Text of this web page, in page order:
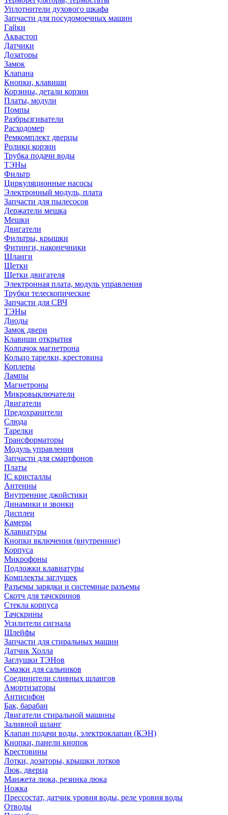
Уплотнители духового шкафа
Запчасти для посудомоечных машин
Гайки
Аквастоп
Датчики
Дозаторы
Замок
Клапана
Кнопки, клавиши
Корзины, детали корзин
Платы, модули
Помпы
Разбрызгиватели
Расходомер
Ремкомплект дверцы
Ролики корзин
Трубка подачи воды
ТЭНы
Фильтр
Циркуляционные насосы
Электронный модуль, плата
Запчасти для пылесосов
Держатели мешка
Мешки
Двигатели
Фильтры, крышки
Фитинги, наконечники
Шланги
Щетки
Щетки двигателя
Электронная плата, модуль управления
Трубки телескопические
Запчасти для СВЧ
ТЭНы
Диоды
Замок двери
Клавиши открытия
Колпачок магнетрона
Кольцо тарелки, крестовина
Коплеры
Лампы
Магнетроны
Микровыключатели
Двигатели
Предохранители
Слюда
Тарелки
Трансформаторы
Модуль управления
Запчасти для смартфонов
Платы
IC кристаллы
Антенны
Внутренние джойстики
Динамики и звонки
Дисплеи
Камеры
Клавиатуры
Кнопки включения (внутренние)
Корпуса
Микрофоны
Подложки клавиатуры
Комплекты заглушек
Разъемы зарядки и системные разъемы
Скотч для тачскринов
Стекла корпуса
Тачскрины
Усилители сигнала
Шлейфы
Запчасти для стиральных машин
Датчик Холла
Заглушки ТЭНов
Смазки для сальников
Соединители сливных шлангов
Амортизаторы
Антисифон
Бак, барабан
Двигатели стиральной машины
Заливной шланг
Клапан подачи воды, электроклапан (КЭН)
Кнопки, панели кнопок
Крестовины
Лотки, дозаторы, крышки лотков
Люк, дверца
Манжета люка, резинка люка
Ножка
Прессостат, датчик уровня воды, реле уровня воды
Отводы